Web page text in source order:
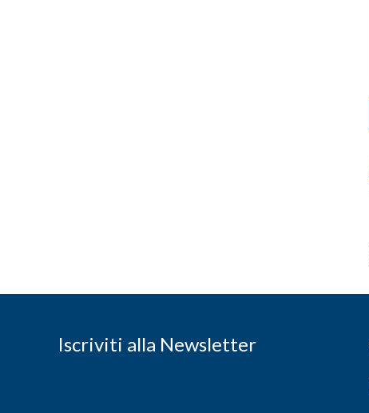
Iscriviti alla Newsletter